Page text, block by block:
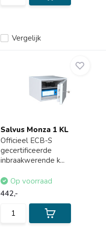
Vergelijk
Salvus Monza 1 KL
Officieel ECB-S
gecertificeerde
inbraakwerende k...
Op voorraad
442,-